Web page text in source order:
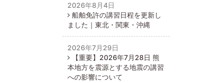
2026年8月4日
船舶免許の講習日程を更新し
ました｜東北・関東・沖縄
2026年7月29日
【重要】2026年7月28日 熊
本地方を震源とする地震の講習
への影響について